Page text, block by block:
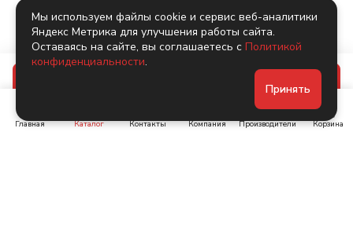
Главная Каталог Контакты Компания Производители Корзина
Мы используем файлы cookie и сервис веб-аналитики
Яндекс Метрика для улучшения работы сайта.
Оставаясь на сайте, вы соглашаетесь с Политикой
конфиденциальности.
Принять